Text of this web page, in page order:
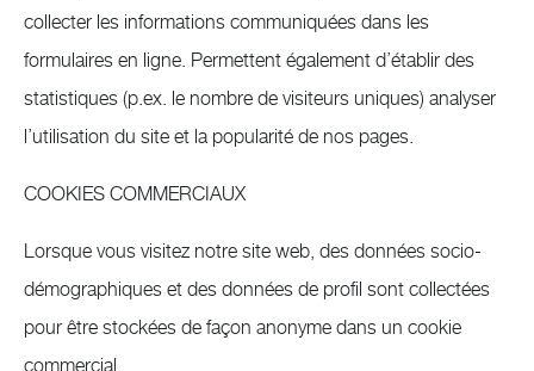
collecter les informations communiquées dans les
formulaires en ligne. Permettent également d’établir des
statistiques (p.ex. le nombre de visiteurs uniques) analyser
l’utilisation du site et la popularité de nos pages.
COOKIES COMMERCIAUX
Lorsque vous visitez notre site web, des données socio-
démographiques et des données de profil sont collectées
pour être stockées de façon anonyme dans un cookie
commercial.